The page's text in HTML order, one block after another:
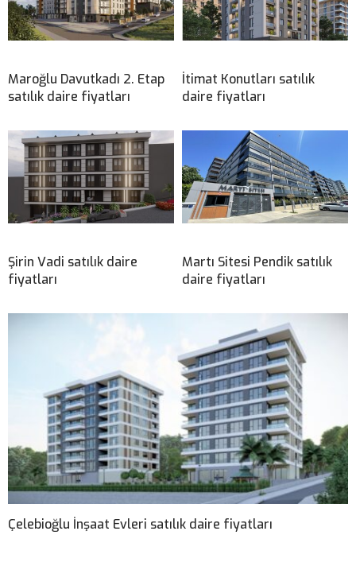
Maroğlu Davutkadı 2. Etap
satılık daire fiyatları
İtimat Konutları satılık
daire fiyatları
Şirin Vadi satılık daire
fiyatları
Martı Sitesi Pendik satılık
daire fiyatları
Çelebioğlu İnşaat Evleri satılık daire fiyatları